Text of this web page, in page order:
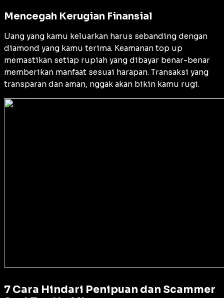
Mencegah Kerugian Finansial
Uang yang kamu keluarkan harus sebanding dengan
diamond yang kamu terima. Keamanan top up
memastikan setiap rupiah yang dibayar benar-benar
memberikan manfaat sesuai harapan. Transaksi yang
transparan dan aman, nggak akan bikin kamu rugi.
7 Cara Hindari Penipuan dan Scammer